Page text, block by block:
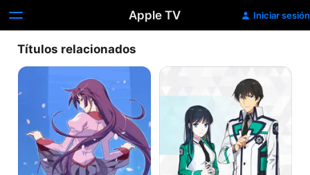
Apple TV Iniciar sesión
Títulos relacionados
Monogatari
The
at
School